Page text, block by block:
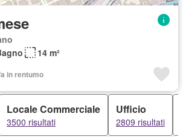
14 m²
in rentumo
Locale Commerciale
3500 risultati
Ufficio
2809 risultati